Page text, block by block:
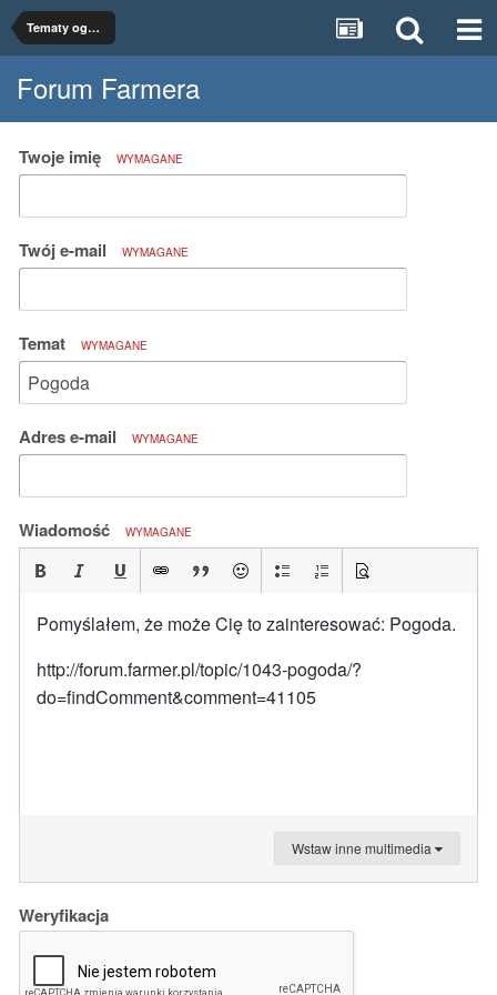
Tematy ogólne
Forum Farmera
Twoje imię WYMAGANE
Twój e-mail WYMAGANE
Temat WYMAGANE
Adres e-mail WYMAGANE
Wiadomość WYMAGANE
Pomyślałem, że może Cię to zainteresować: Pogoda.
http://forum.farmer.pl/topic/1043-pogoda/?
do=findComment&comment=41105
Wstaw inne multimedia
Weryfikacja